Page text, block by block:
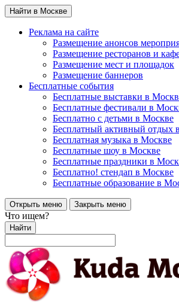
Найти в Москве
Реклама на сайте
Размещение анонсов
Размещение ресторанов и
Размещение мест и площадок
Размещение баннеров
Бесплатные события
Бесплатные выставки в
Бесплатные фестивали в
Бесплатно с детьми в Москве
Бесплатный активный отдых
Бесплатная музыка в Москве
Бесплатные шоу в Москве
Бесплатные праздники в
Бесплатно! стендап в Москве
Бесплатные образование в
Открыть меню Закрыть меню
Что ищем?
Найти